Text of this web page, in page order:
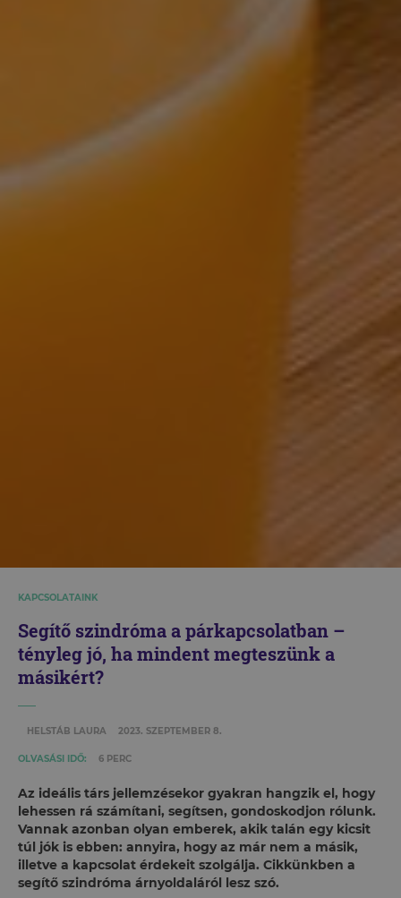
KAPCSOLATAINK
Segítő szindróma a párkapcsolatban –
tényleg jó, ha mindent megteszünk a
másikért?
HELSTÁB LAURA 2023. SZEPTEMBER 8.
OLVASÁSI IDŐ: 6 PERC
Az ideális társ jellemzésekor gyakran hangzik el, hogy
lehessen rá számítani, segítsen, gondoskodjon rólunk.
Vannak azonban olyan emberek, akik talán egy kicsit
túl jók is ebben: annyira, hogy az már nem a másik,
illetve a kapcsolat érdekeit szolgálja. Cikkünkben a
segítő szindróma árnyoldaláról lesz szó.